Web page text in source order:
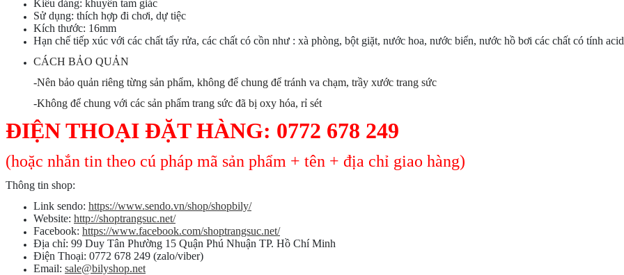
Kiểu dáng: khuyên tam giác
Sử dụng: thích hợp đi chơi, dự tiệc
Kích thước: 16mm
Hạn chế tiếp xúc với các chất tẩy rửa, các chất có cồn như : xà phòng, bột giặt, nước hoa, nước biển, nước hồ bơi các chất có tính
CÁCH BẢO QUẢN
-Nên bảo quản riêng từng sản phẩm, không để chung để tránh va chạm, trầy xước trang sức
-Không để chung với các sản phẩm trang sức đã bị oxy hóa, rỉ sét
ĐIỆN THOẠI ĐẶT HÀNG: 0772 678 249
(hoặc nhắn tin theo cú pháp mã sản phẩm + tên + địa chỉ giao hàng)
Thông tin shop:
Link sendo: https://www.sendo.vn/shop/shopbily/
Website: http://shoptrangsuc.net/
Facebook: https://www.facebook.com/shoptrangsuc.net/
Địa chỉ: 99 Duy Tân Phường 15 Quận Phú Nhuận TP. Hồ Chí Minh
Điện Thoại: 0772 678 249 (zalo/viber)
Email: sale@bilyshop.net